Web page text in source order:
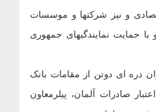
تن از مقامات مالی ، بانکی ، اقتصادی و نیز شرکتها و موسسات
حمایت نمایندگیهای جمهوری
دره ای دوتن از مقامات بانک
صادرات آلمان، پیلرمعاون